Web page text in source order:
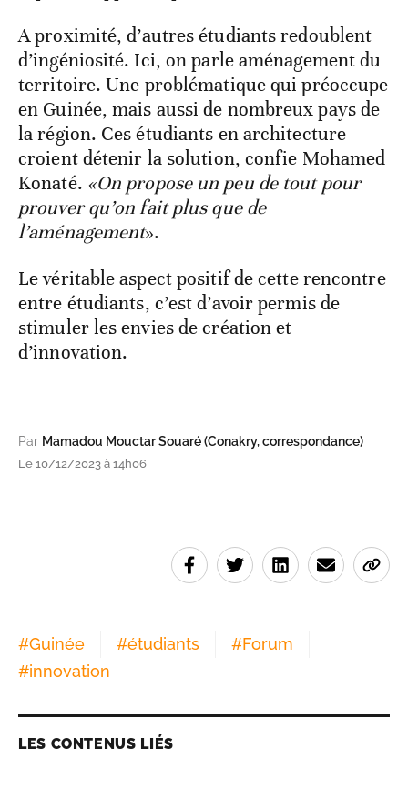
A proximité, d’autres étudiants redoublent
d’ingéniosité. Ici, on parle aménagement du
territoire. Une problématique qui préoccupe
en Guinée, mais aussi de nombreux pays de
la région. Ces étudiants en architecture
croient détenir la solution, confie Mohamed
Konaté. «On propose un peu de tout pour
prouver qu’on fait plus que de
l’aménagement».
Le véritable aspect positif de cette rencontre
entre étudiants, c’est d’avoir permis de
stimuler les envies de création et
d’innovation.
Par Mamadou Mouctar Souaré (Conakry, correspondance)
Le 10/12/2023 à 14h06
#Guinée #étudiants #Forum
#innovation
LES CONTENUS LIÉS